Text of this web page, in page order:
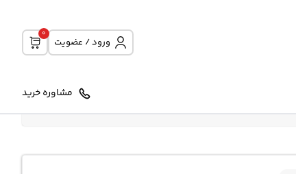
ورود / عضویت
0
مشاوره خرید